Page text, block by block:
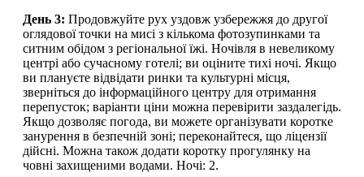
День 3: Продовжуйте рух уздовж узбережжя до другої
оглядової точки на мисі з кількома фотозупинками та
ситним обідом з регіональної їжі. Ночівля в невеликому
центрі або сучасному готелі; ви оціните тихі ночі. Якщо
ви плануєте відвідати ринки та культурні місця,
зверніться до інформаційного центру для отримання
перепусток; варіанти ціни можна перевірити заздалегідь.
Якщо дозволяє погода, ви можете організувати коротке
занурення в безпечній зоні; переконайтеся, що ліцензії
дійсні. Можна також додати коротку прогулянку на
човні захищеними водами. Ночі: 2.